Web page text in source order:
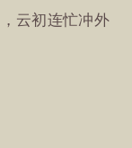
云初连忙冲外